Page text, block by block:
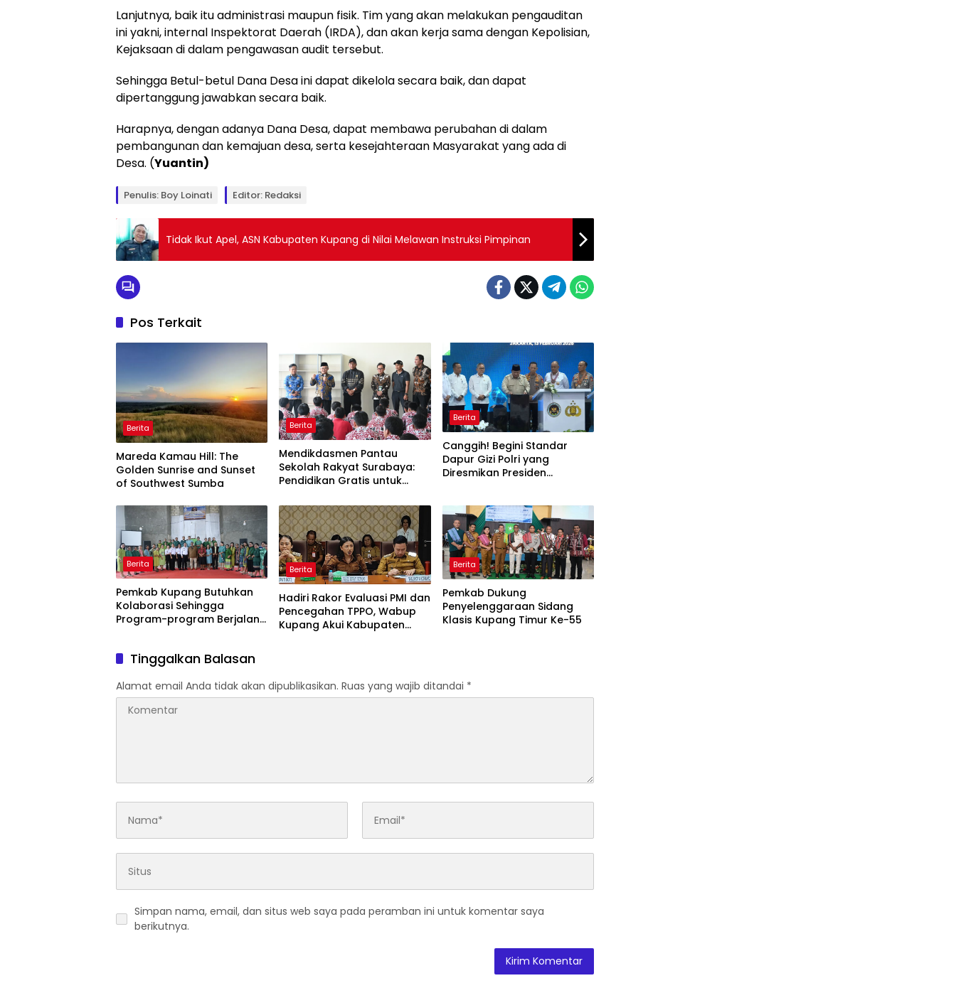
Lanjutnya, baik itu administrasi maupun fisik. Tim yang akan melakukan pengauditan
ini yakni, internal Inspektorat Daerah (IRDA), dan akan kerja sama dengan Kepolisian,
Kejaksaan di dalam pengawasan audit tersebut.
Sehingga Betul-betul Dana Desa ini dapat dikelola secara baik, dan dapat
dipertanggung jawabkan secara baik.
Harapnya, dengan adanya Dana Desa, dapat membawa perubahan di dalam
pembangunan dan kemajuan desa, serta kesejahteraan Masyarakat yang ada di
Desa. (Yuantin)
Penulis: Boy Loinati Editor: Redaksi
Tidak Ikut Apel, ASN Kabupaten Kupang di Nilai Melawan Instruksi Pimpinan
Pos Terkait
Berita
Mareda Kamau Hill: The
Golden Sunrise and Sunset
of Southwest Sumba
Berita
Mendikdasmen Pantau
Sekolah Rakyat Surabaya:
Pendidikan Gratis untuk
Berita
Canggih! Begini Standar
Dapur Gizi Polri yang
Diresmikan Presiden
Berita
Pemkab Kupang Butuhkan
Kolaborasi Sehingga
Program-program Berjalan
Berita
Hadiri Rakor Evaluasi PMI dan
Pencegahan TPPO, Wabup
Kupang Akui Kabupaten
Berita
Pemkab Dukung
Penyelenggaraan Sidang
Klasis Kupang Timur Ke-55
Tinggalkan Balasan
Alamat email Anda tidak akan dipublikasikan. Ruas yang wajib ditandai *
Simpan nama, email, dan situs web saya pada peramban ini untuk komentar saya
berikutnya.